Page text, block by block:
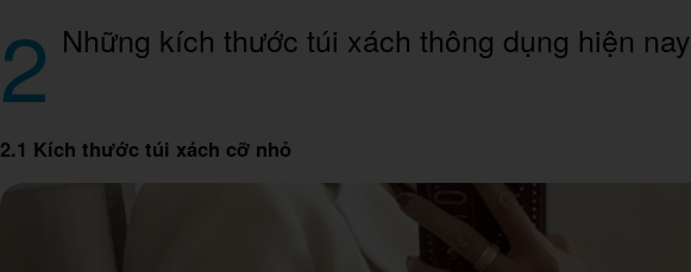
2 Những kích thước túi xách thông dụng hiện nay
2.1 Kích thước túi xách cỡ nhỏ